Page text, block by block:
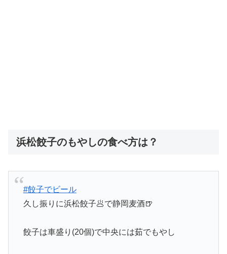
浜松餃子のもやしの食べ方は？
#餃子でビール
久し振りに浜松餃子🥟で静岡麦酒🍺
餃子は車盛り(20個)で中央には茹でもやし